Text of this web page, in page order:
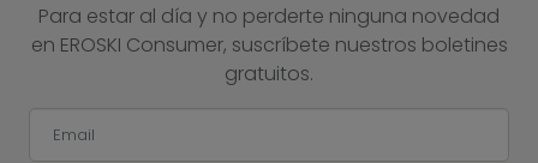
Para estar al día y no perderte ninguna novedad
en EROSKI Consumer, suscríbete nuestros boletines
gratuitos.